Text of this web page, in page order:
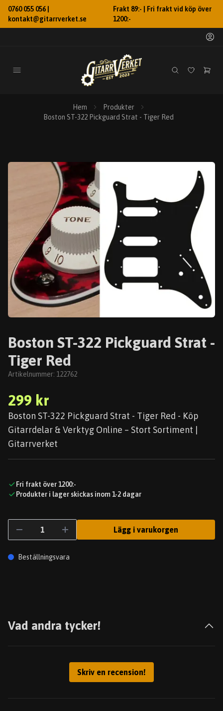
0760 055 056 |
kontakt@gitarrverket.se
Frakt 89:- | Fri frakt vid köp över
1200:-
Hem
Produkter
Boston ST-322 Pickguard Strat - Tiger Red
Boston ST-322 Pickguard Strat -
Tiger Red
Artikelnummer: 122762
299 kr
Boston ST-322 Pickguard Strat - Tiger Red - Köp
Gitarrdelar & Verktyg Online – Stort Sortiment |
Gitarrverket
Fri frakt över 1200:-
Produkter i lager skickas inom 1-2 dagar
Lägg i varukorgen
Beställningsvara
Vad andra tycker!
Skriv en recension!